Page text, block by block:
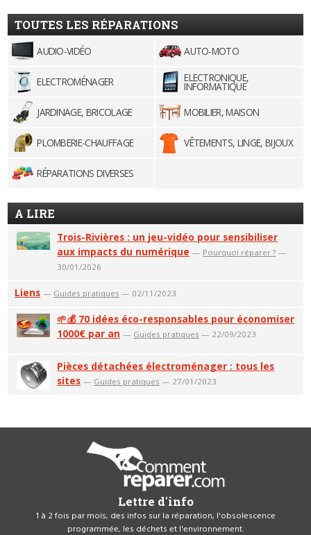
TOUTES LES RÉPARATIONS
AUDIO-VIDÉO AUTO-MOTO
ELECTROMÉNAGER ELECTRONIQUE,
INFORMATIQUE
JARDINAGE, BRICOLAGE
MOBILIER, MAISON
PLOMBERIE-CHAUFFAGE VÊTEMENTS, LINGE, BIJOUX
RÉPARATIONS DIVERSES
A LIRE
Trois-Rivières : un jeu-vidéo pour sensibiliser
aux impacts du numérique — Pourquoi réparer ? —
30/01/2026
Liens — Guides pratiques — 02/11/2023
🌱💰 70 idées éco-responsables pour économiser
1000€ par an — Guides pratiques — 22/09/2023
Pièces détachées électroménager : tous les
sites — Guides pratiques — 27/01/2023
Lettre d'info
1 à 2 fois par mois, des infos sur la réparation, l'obsolescence
programmée, les déchets et l'environnement.